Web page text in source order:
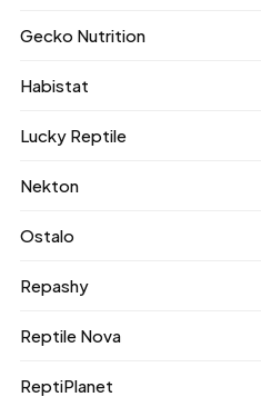
Gecko Nutrition
Habistat
Lucky Reptile
Nekton
Ostalo
Repashy
Reptile Nova
ReptiPlanet